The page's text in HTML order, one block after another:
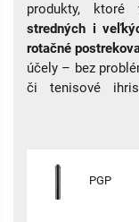
produkty,
stredných i
rotačné
účely – bez
či tenisové
PGP